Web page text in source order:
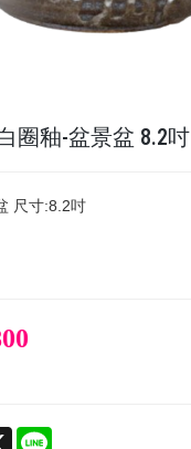
圈釉-盆景盆 8.2吋
尺寸:8.2吋
X